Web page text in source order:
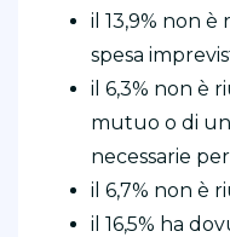
il 13,9% non
spesa
il 6,3% non è
mutuo o di
necessarie
il 6,7% non è
il 16,5% ha